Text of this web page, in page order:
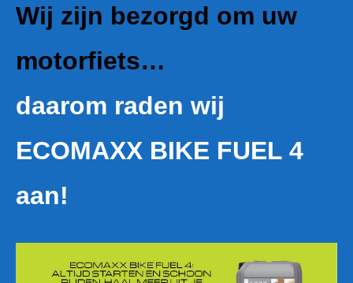
Wij zijn bezorgd om uw
motorfiets…
daarom raden wij
ECOMAXX BIKE FUEL 4
aan!